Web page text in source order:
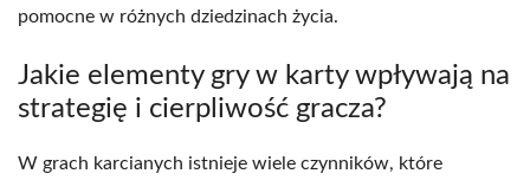
pomocne w różnych dziedzinach życia.
Jakie elementy gry w karty wpływają na
strategię i cierpliwość gracza?
W grach karcianych istnieje wiele czynników, które